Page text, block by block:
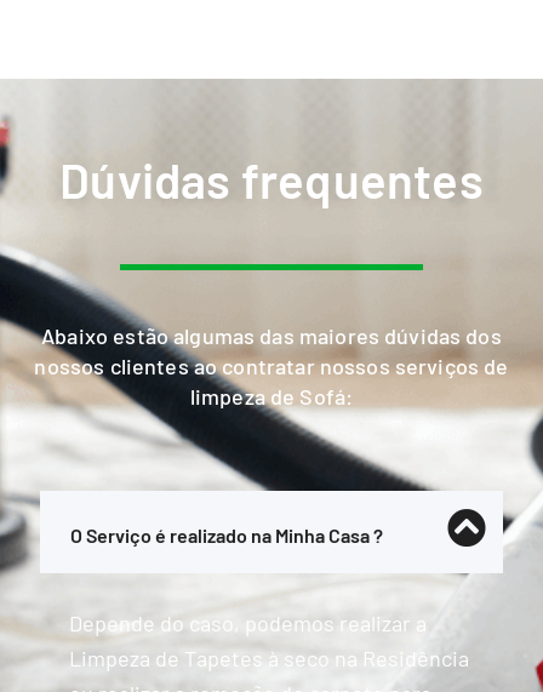
Dúvidas frequentes
Abaixo estão algumas das maiores dúvidas dos
nossos clientes ao contratar nossos serviços de
limpeza de Sofá:
O Serviço é realizado na Minha Casa ?
Depende do caso, podemos realizar a
Limpeza de Tapetes à seco na Residência